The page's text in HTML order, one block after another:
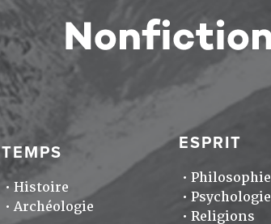
TEMPS
Histoire
Archéologie
ESPRIT
Philosophie
Psychologie
Religions